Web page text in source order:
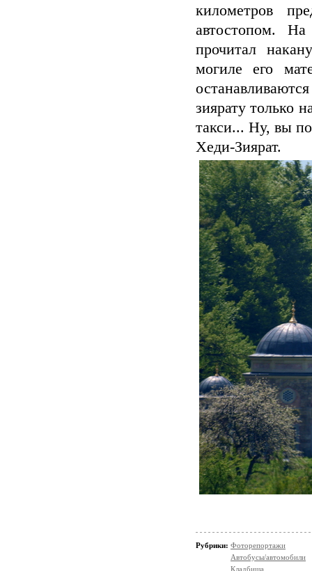
километров
автостопом.
прочитал
могиле его
зиярату только
такси... Ну, вы
Хеди-Зиярат.
Рубрики: Фоторепортажи
Автобусы/автомобили
Кладбища